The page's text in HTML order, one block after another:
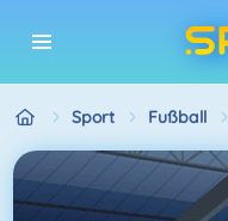
Sport Fußball